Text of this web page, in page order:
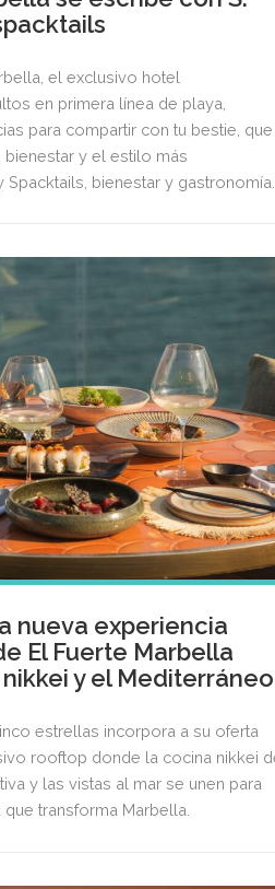
el exclusivo hotel
en primera línea de playa,
para compartir con tu bestie, que
y el estilo más
Spacktails, bienestar y gastronomía
nueva experiencia
El Fuerte Marbella
y el Mediterráneo
estrellas incorpora a su oferta
rooftop donde la cocina nikkei
y las vistas al mar se unen para
transforma Marbella.